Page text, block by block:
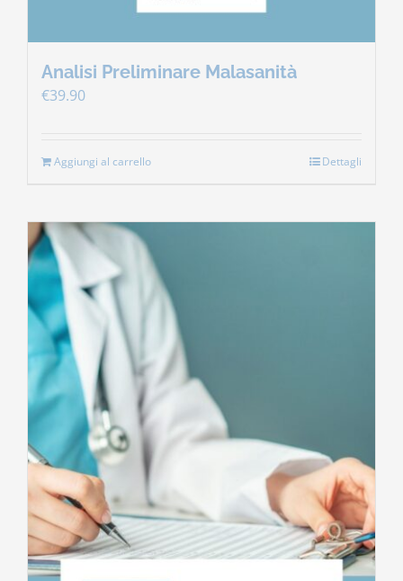
Analisi Preliminare Malasanità
€39.90
Aggiungi al carrello Dettagli